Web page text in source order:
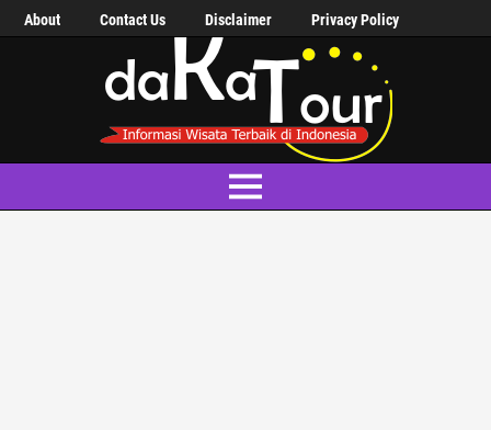
About Contact Us Disclaimer Privacy Policy